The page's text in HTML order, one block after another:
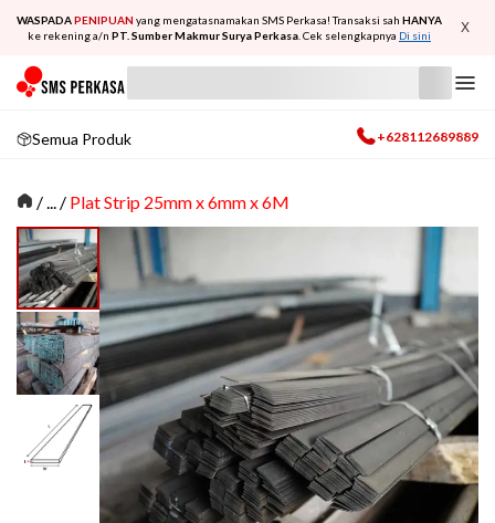
WASPADAPENIPUAN yang mengatasnamakan SMS Perkasa! Transaksi sah HANYA
ke rekening a/n PT. Sumber Makmur Surya Perkasa . Cek selengkapnya Di sini X
Semua Produk +628112689889
/... / Plat Strip 25mm x 6mm x 6M